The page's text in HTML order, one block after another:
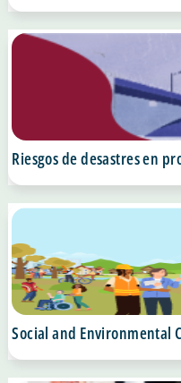
Riesgos de desastres en
Social and Environmental